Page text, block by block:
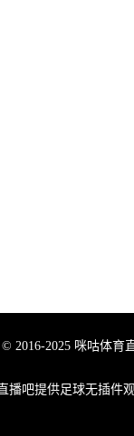
© 2016-2025 咪咕体
播吧提供足球无插件